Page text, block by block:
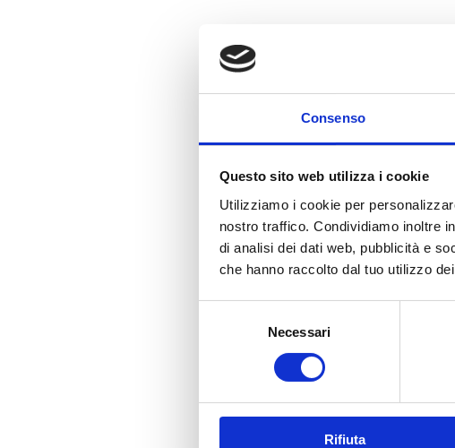
Consenso
Questo sito web utilizza i cookie
Utilizziamo i cookie per
nostro traffico. Condividiamo inoltre
di analisi dei dati web, pubblicità e
che hanno raccolto dal tuo utilizzo
Necessari
Rifiuta